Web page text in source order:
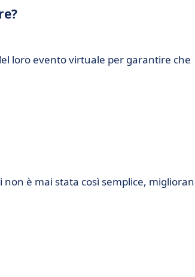
loro evento virtuale per garantire che
è mai stata così semplice,